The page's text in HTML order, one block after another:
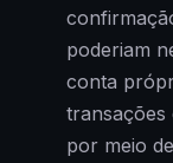
poderiam
conta
transações
por meio